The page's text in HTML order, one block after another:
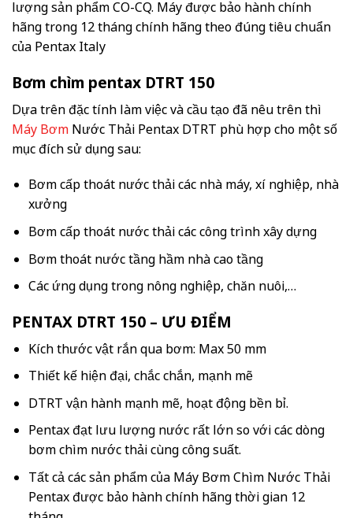
lượng sản phẩm CO-CQ. Máy được bảo hành chính
hãng trong 12 tháng chính hãng theo đúng tiêu chuẩn
của Pentax Italy
Bơm chìm pentax DTRT 150
Dựa trên đặc tính làm việc và cầu tạo đã nêu trên thì
Máy Bơm Nước Thải Pentax DTRT phù hợp cho một số
mục đích sử dụng sau:
Bơm cấp thoát nước thải các nhà máy, xí nghiệp, nhà
xưởng
Bơm cấp thoát nước thải các công trình xây dựng
Bơm thoát nước tầng hầm nhà cao tầng
Các ứng dụng trong nông nghiệp, chăn nuôi,…
PENTAX DTRT 150 – ƯU ĐIỂM
Kích thước vật rắn qua bơm: Max 50 mm
Thiết kế hiện đại, chắc chắn, mạnh mẽ
DTRT vận hành mạnh mẽ, hoạt động bền bỉ.
Pentax đạt lưu lượng nước rất lớn so với các dòng
bơm chìm nước thải cùng công suất.
Tất cả các sản phẩm của Máy Bơm Chìm Nước Thải
Pentax được bảo hành chính hãng thời gian 12